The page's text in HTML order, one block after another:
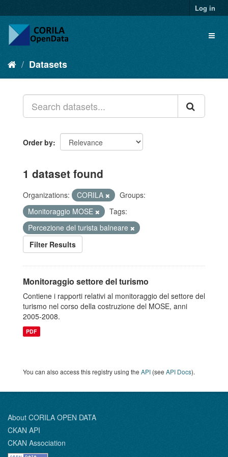
Log in
Datasets
Order by
1 dataset found
Organizations: CORILA
Groups:
Monitoraggio MOSE
Tags:
Percezione del turista balneare
Filter Results
Monitoraggio settore del turismo
Contiene i rapporti relativi al monitoraggio del settore del
turismo nel corso della costruzione del MOSE, anni
2005-2008.
PDF
You can also access this registry using the API (see API Docs).
About CORILA OPEN DATA
CKAN API
CKAN Association